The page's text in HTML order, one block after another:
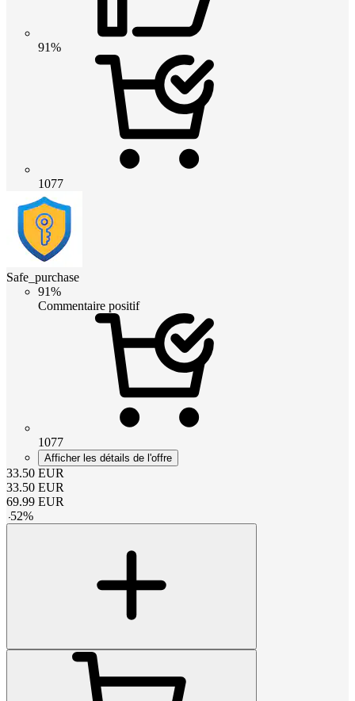
91%
1077
Safe_purchase
91%
Commentaire positif
1077
Afficher les détails de l'offre
33.50 EUR
33.50 EUR
69.99 EUR
-52%